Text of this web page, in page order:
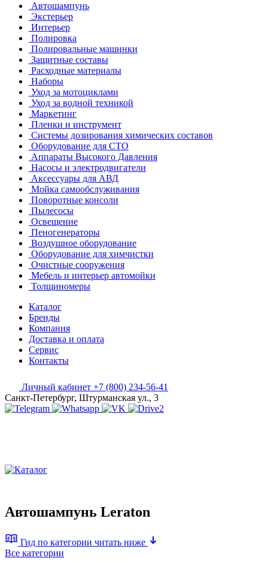
Автошампунь
Экстерьер
Интерьер
Полировка
Полировальные машинки
Защитные составы
Расходные материалы
Наборы
Уход за мотоциклами
Уход за водной техникой
Маркетинг
Пленки и инструмент
Системы дозирования химических составов
Оборудование для СТО
Аппараты Высокого Давления
Насосы и электродвигатели
Аксессуары для АВД
Мойка самообслуживания
Поворотные консоли
Пылесосы
Освещение
Пеногенераторы
Воздушное оборудование
Оборудование для химчистки
Очистные сооружения
Мебель и интерьер автомойки
Толщиномеры
Каталог
Бренды
Компания
Доставка и оплата
Сервис
Контакты
Личный кабинет +7 (800) 234-56-41
Санкт-Петербург, Штурманская ул., 3
Автошампунь Leraton
Гид по категории читать ниже
Все категории